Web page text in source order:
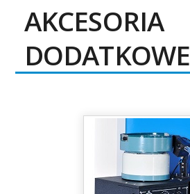
AKCESORIA
DODATKOWE